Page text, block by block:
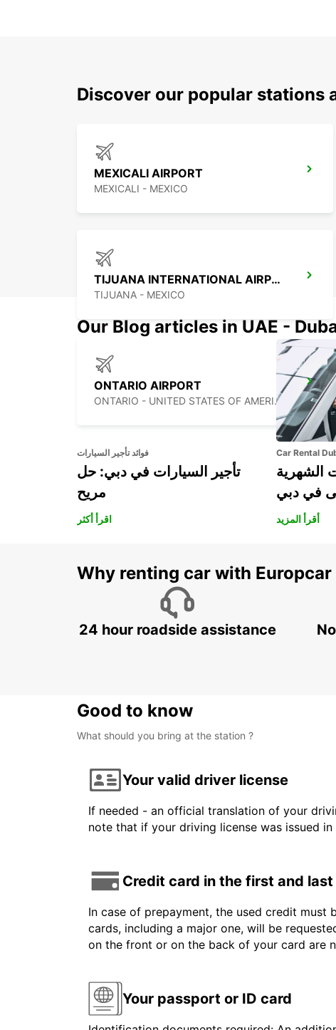
Discover our popular stations
MEXICALI AIRPORT
MEXICALI - MEXICO
TIJUANA INTERNATIONAL AIRPORT
TIJUANA - MEXICO
ONTARIO AIRPORT
ONTARIO - UNITED STATES OF AMERICA
Our Blog articles in UAE -
فوائد تأجير السيارات
تأجير السيارات في دبي: حل
مريح
اقرأ أكثر
Car Rental
الشهرية
في دبي
أقرأ المزيد
Why renting car with Europcar
24 hour roadside assistance
Good to know
What should you bring at the station ?
Your valid driver license
If needed - an official translation of your
note that if your driving license was issued
Credit card in the first and
In case of prepayment, the used credit must
cards, including a major one, will be
on the front or on the back of your card are
Your passport or ID card